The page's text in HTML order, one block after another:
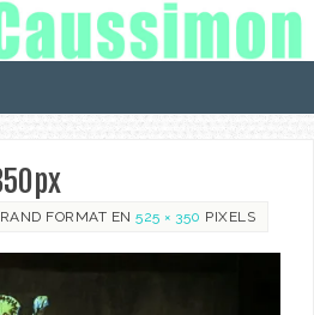
FORMAT EN525 × 350 PIXELS